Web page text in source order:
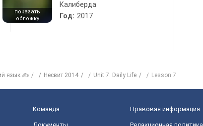
показать
обложку
Калиберда
Год: 2017
язык ✍ Несвит 2014 Unit 7. Daily Life Lesson 7
Команда Правовая информация